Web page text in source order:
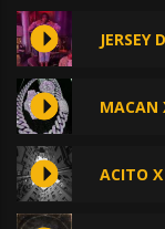
JERSEY
MACAN
ACITO